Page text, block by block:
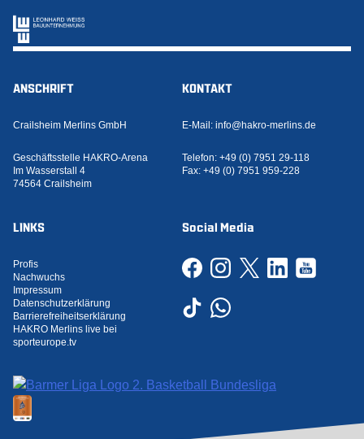
ANSCHRIFT
Crailsheim Merlins GmbH
Geschäftsstelle HAKRO-Arena
Im Wasserstall 4
74564 Crailsheim
KONTAKT
E-Mail: info@hakro-merlins.de
Telefon: +49 (0) 7951 29-118
Fax: +49 (0) 7951 959-228
LINKS
Profis
Nachwuchs
Impressum
Datenschutzerklärung
Barrierefreiheitserklärung
HAKRO Merlins live bei
sporteurope.tv
Social Media